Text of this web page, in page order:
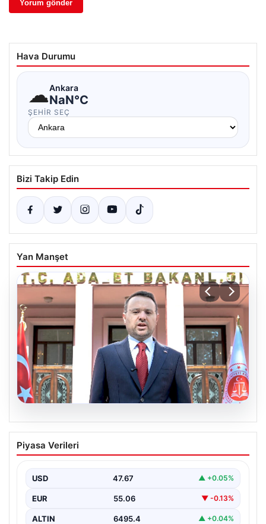
Hava Durumu
☁Ankara
NaN°C
ŞEHIR SEÇ
Bizi Takip Edin
Yan Manşet
Bakan Gürlek’ten Çerçeve Yasa
Açıklaması: “Tüm İşlemler Hukuk
Yürütülecek”
Adalet Bakanı Akın Gürlek, terörle mücadelede yeni bir
dönemi başlatacak çerçeve yasanın Meclis’te kabul…
Piyasa Verileri
USD 47.67 ▲ +0.05%
EUR 55.06 ▼ -0.13%
ALTIN 6495.4 ▲ +0.04%